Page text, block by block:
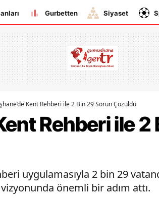
Antalya
Aydın
Balıkesir
Bitlis
Burdur
Bursa
Gurbetten Siyaset
Kent Rehberi ile 2 Bin 29 Sorun Çözüldü
Rehberi ile 2
uygulamasıyla 2 bin 29
önemli bir adım attı.